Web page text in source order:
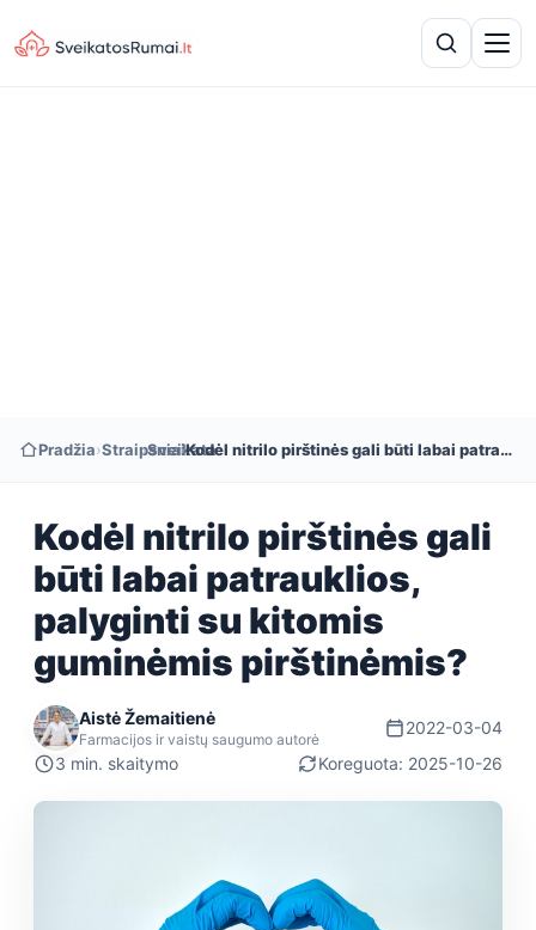
Pradžia›Straipsniai
›Sveikata
› Kodėl nitrilo pirštinės gali būti labai patrauklios, palyginti su kitomis guminėmis pirštinėmis?
Kodėl nitrilo pirštinės gali
būti labai patrauklios,
palyginti su kitomis
guminėmis pirštinėmis?
Aistė Žemaitienė
Farmacijos ir vaistų saugumo autorė
2022-03-04
3 min. skaitymo
Koreguota: 2025-10-26